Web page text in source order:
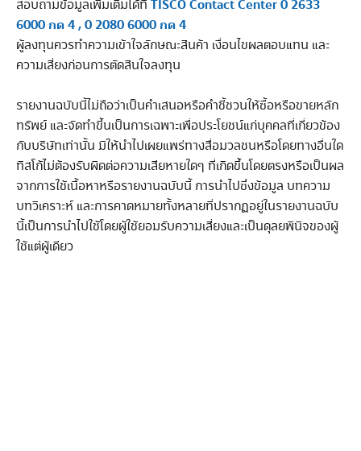
สอบถามข้อมูลเพิ่มเติมได้ที่ TISCO Contact Center 0 2633
6000 กด 4 , 0 2080 6000 กด 4
ผู้ลงทุนควรทำความเข้าใจลักษณะสินค้า เงื่อนไขผลตอบแทน และ
ความเสี่ยงก่อนการตัดสินใจลงทุน
รายงานฉบับนี้ไม่ถือว่าเป็นคำเสนอหรือคำชี้ชวนให้ซื้อหรือขายหลัก
ทรัพย์ และจัดทำขึ้นเป็นการเฉพาะเพื่อประโยชน์แก่บุคคลที่เกี่ยวข้อง
กับบริษัทเท่านั้น มิให้นำไปเผยแพร่ทางสื่อมวลชนหรือโดยทางอื่นใด
ทิสโก้ไม่ต้องรับผิดต่อความเสียหายใดๆ ที่เกิดขึ้นโดยตรงหรือเป็นผล
จากการใช้เนื้อหาหรือรายงานฉบับนี้ การนำไปซึ่งข้อมูล บทความ
บทวิเคราะห์ และการคาดหมายทั้งหลายที่ปรากฏอยู่ในรายงานฉบับ
นี้เป็นการนำไปใช้โดยผู้ใช้ยอมรับความเสี่ยงและเป็นดุลยพินิจของผู้
ใช้แต่ผู้เดียว